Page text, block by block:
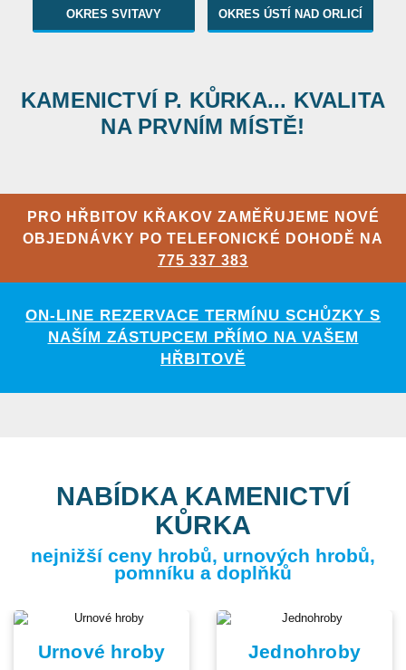
OKRES SVITAVY OKRES ÚSTÍ NAD ORLICÍ
KAMENICTVÍ P. KŮRKA... KVALITA
NA PRVNÍM MÍSTĚ!
PRO HŘBITOV KŘAKOV ZAMĚŘUJEME NOVÉ
OBJEDNÁVKY PO TELEFONICKÉ DOHODĚ NA
775 337 383
ON-LINE REZERVACE TERMÍNU SCHŮZKY S
NAŠÍM ZÁSTUPCEM PŘÍMO NA VAŠEM
HŘBITOVĚ
NABÍDKA KAMENICTVÍ
KŮRKA
nejnižší ceny hrobů, urnových hrobů,
pomníku a doplňků
Urnové hroby Jednohroby